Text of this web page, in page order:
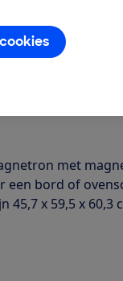
met
een bord of
x 59,5 x 60,3